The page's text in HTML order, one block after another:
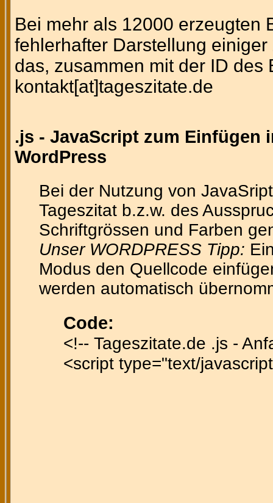
Bei mehr als 12000 erzeugten
fehlerhafter Darstellung
das, zusammen mit der ID
kontakt[at]tageszitate.de
.js - JavaScript zum Einfügen
WordPress
Bei der Nutzung von
Tageszitat b.z.w. des
Schriftgrössen und Farben
Unser WORDPRESS Tipp:
Modus den Quellcode
werden automatisch
Code:
<!-- Tageszitate.de .js -
<script type="text/